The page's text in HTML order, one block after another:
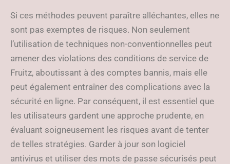
Si ces méthodes peuvent paraître alléchantes, elles ne
sont pas exemptes de risques. Non seulement
l’utilisation de techniques non-conventionnelles peut
amener des violations des conditions de service de
Fruitz, aboutissant à des comptes bannis, mais elle
peut également entraîner des complications avec la
sécurité en ligne. Par conséquent, il est essentiel que
les utilisateurs gardent une approche prudente, en
évaluant soigneusement les risques avant de tenter
de telles stratégies. Garder à jour son logiciel
antivirus et utiliser des mots de passe sécurisés peut